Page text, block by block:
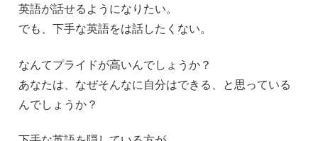
英語が話せるようになりたい。
でも、下手な英語をは話したくない。
なんてプライドが高いんでしょうか？
あなたは、なぜそんなに自分はできる、と思っている
んでしょうか？